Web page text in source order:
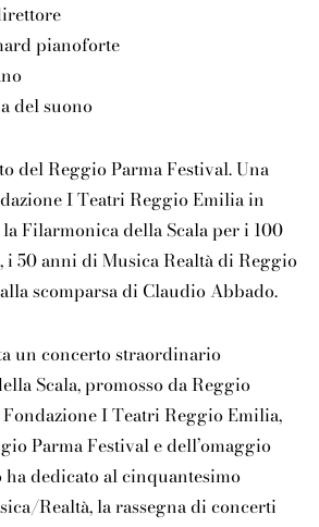
pianoforte
del suono
del Reggio Parma Festival. Una
I Teatri Reggio Emilia in
Filarmonica della Scala per i 100
50 anni di Musica Realtà di Reggio
scomparsa di Claudio Abbado.
un concerto straordinario
Scala, promosso da Reggio
I Teatri Reggio Emilia,
Parma Festival e dell’omaggio
dedicato al cinquantesimo
Realtà, la rassegna di concerti